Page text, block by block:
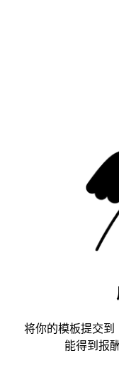
将你的模板提交
能得到报